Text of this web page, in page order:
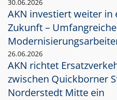
30.06.2026
AKN investiert weiter in
Zukunft – Umfangreiche
26.06.2026
AKN richtet
zwischen Quickborner
Norderstedt Mitte ein